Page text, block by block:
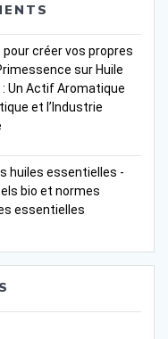
créer vos propres
sur Huile
: Un Actif Aromatique
et l’Industrie
huiles essentielles -
bio et normes
essentielles